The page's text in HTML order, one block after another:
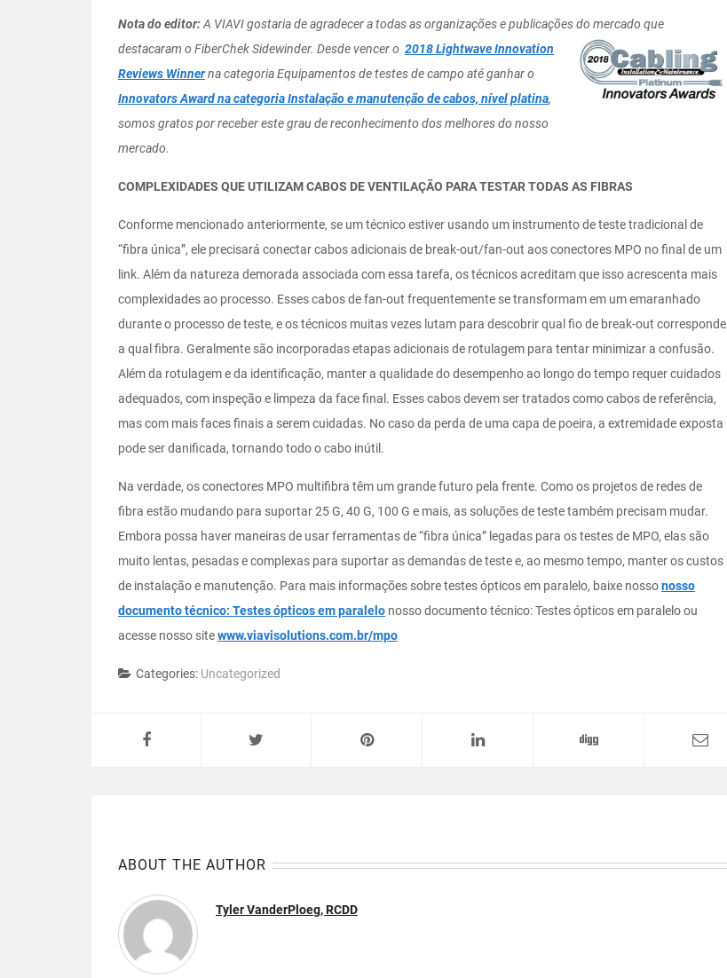
Nota do editor:A VIAVI gostaria de agradecer a todas as organizações e publicações do mercado que
destacaram o FiberChek Sidewinder. Desde vencer o 2018 Lightwave Innovation
Reviews Winnerna categoria Equipamentos de testes de campo até ganhar o
Innovators Award na categoria Instalação e manutenção de cabos, nível platina,
somos gratos por receber este grau de reconhecimento dos melhores do nosso
mercado.
COMPLEXIDADES QUE UTILIZAM CABOS DE VENTILAÇÃO PARA TESTAR TODAS AS FIBRAS
Conforme mencionado anteriormente, se um técnico estiver usando um instrumento de teste tradicional de
“fibra única”, ele precisará conectar cabos adicionais de break-out/fan-out aos conectores MPO no final de um
link. Além da natureza demorada associada com essa tarefa, os técnicos acreditam que isso acrescenta mais
complexidades ao processo. Esses cabos de fan-out frequentemente se transformam em um emaranhado
durante o processo de teste, e os técnicos muitas vezes lutam para descobrir qual fio de break-out corresponde
a qual fibra. Geralmente são incorporadas etapas adicionais de rotulagem para tentar minimizar a confusão.
Além da rotulagem e da identificação, manter a qualidade do desempenho ao longo do tempo requer cuidados
adequados, com inspeção e limpeza da face final. Esses cabos devem ser tratados como cabos de referência,
mas com mais faces finais a serem cuidadas. No caso da perda de uma capa de poeira, a extremidade exposta
pode ser danificada, tornando todo o cabo inútil.
Na verdade, os conectores MPO multifibra têm um grande futuro pela frente. Como os projetos de redes de
fibra estão mudando para suportar 25 G, 40 G, 100 G e mais, as soluções de teste também precisam mudar.
Embora possa haver maneiras de usar ferramentas de “fibra única” legadas para os testes de MPO, elas são
muito lentas, pesadas e complexas para suportar as demandas de teste e, ao mesmo tempo, manter os custos
de instalação e manutenção. Para mais informações sobre testes ópticos em paralelo, baixe nossonosso
documento técnico: Testes ópticos em paralelo nosso documento técnico: Testes ópticos em paralelo ou
acesse nosso sitewww.viavisolutions.com.br/mpo
Categories: Uncategorized
ABOUT THE AUTHOR
Tyler VanderPloeg, RCDD